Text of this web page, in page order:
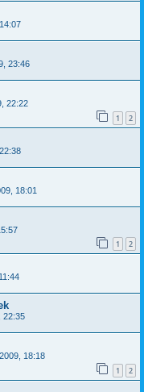
23:46
22:22
1 2
18:01
1 2
22:35
18:18
1 2